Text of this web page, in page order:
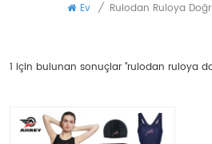
Ev / Rulodan Ruloya
1 için bulunan sonuçlar "rulodan ruloya